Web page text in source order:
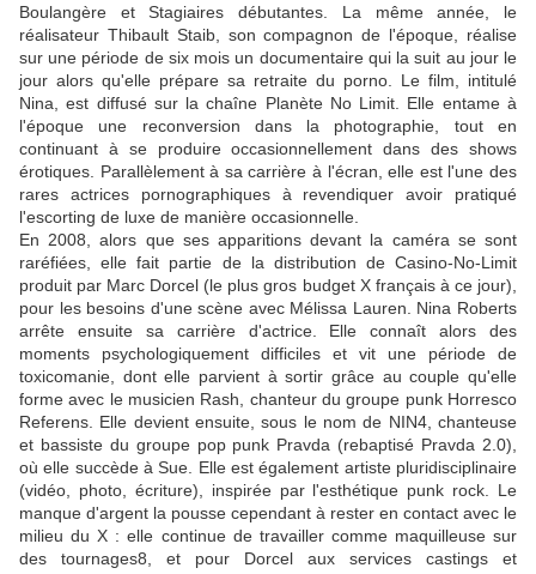
Boulangère et Stagiaires débutantes. La même année, le
réalisateur Thibault Staib, son compagnon de l'époque, réalise
sur une période de six mois un documentaire qui la suit au jour le
jour alors qu'elle prépare sa retraite du porno. Le film, intitulé
Nina, est diffusé sur la chaîne Planète No Limit. Elle entame à
l'époque une reconversion dans la photographie, tout en
continuant à se produire occasionnellement dans des shows
érotiques. Parallèlement à sa carrière à l'écran, elle est l'une des
rares actrices pornographiques à revendiquer avoir pratiqué
l'escorting de luxe de manière occasionnelle.
En 2008, alors que ses apparitions devant la caméra se sont
raréfiées, elle fait partie de la distribution de Casino-No-Limit
produit par Marc Dorcel (le plus gros budget X français à ce jour),
pour les besoins d'une scène avec Mélissa Lauren. Nina Roberts
arrête ensuite sa carrière d'actrice. Elle connaît alors des
moments psychologiquement difficiles et vit une période de
toxicomanie, dont elle parvient à sortir grâce au couple qu'elle
forme avec le musicien Rash, chanteur du groupe punk Horresco
Referens. Elle devient ensuite, sous le nom de NIN4, chanteuse
et bassiste du groupe pop punk Pravda (rebaptisé Pravda 2.0),
où elle succède à Sue. Elle est également artiste pluridisciplinaire
(vidéo, photo, écriture), inspirée par l'esthétique punk rock. Le
manque d'argent la pousse cependant à rester en contact avec le
milieu du X : elle continue de travailler comme maquilleuse sur
des tournages8, et pour Dorcel aux services castings et